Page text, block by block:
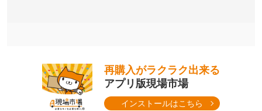
再購入がラクラク出来る
アプリ版現場市場
インストールはこちら